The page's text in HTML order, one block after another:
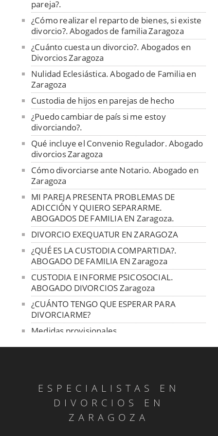
pareja?.
¿Cómo realizar el reparto de bienes, si existe
divorcio?. Abogados de familia Zaragoza
¿Cuánto cuesta un divorcio?. Abogados en
Divorcios Zaragoza
Nulidad Eclesiástica. Abogado de Familia en
Zaragoza
Custodia de hijos en parejas de hecho
¿Puedo cambiar de país si me estoy
divorciando?.
Qué incluye el Convenio Regulador. Abogado
divorcios Zaragoza
Cómo divorciarse ante Notario. Abogado en
Zaragoza
MI PAREJA PRESENTA PROBLEMAS DE
ADICCIÓN Y QUIERO SEPARARME.
ABOGADOS DE FAMILIA EN Zaragoza.
DIVORCIO EXEQUATUR EN ZARAGOZA
¿QUÉ ES LA CUSTODIA COMPARTIDA?.
ABOGADO DE FAMILIA EN Zaragoza
CUSTODIA E INFORME PSICOSOCIAL.
ABOGADO DIVORCIOS Zaragoza
¿CUÁNTO TENGO QUE ESPERAR PARA
DIVORCIARME?
Medidas provisionales
La mediación familiar
Resarcimiento de deudas tras la extinción del
régimen económico
Derechos y principios en caso de divorcio
ESPECIALISTAS EN
DIVORCIOS EN
ZARAGOZA